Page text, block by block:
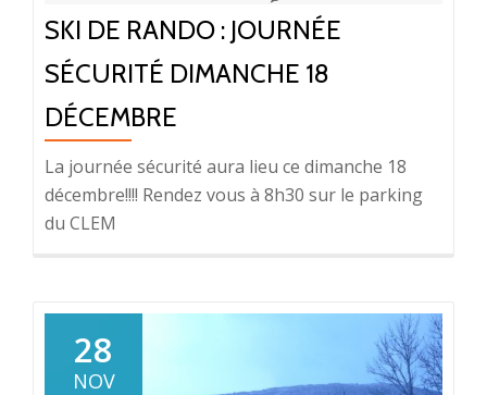
SKI DE RANDO : JOURNÉE
SÉCURITÉ DIMANCHE 18
DÉCEMBRE
La journée sécurité aura lieu ce dimanche 18
décembre!!!! Rendez vous à 8h30 sur le parking
du CLEM
28
NOV